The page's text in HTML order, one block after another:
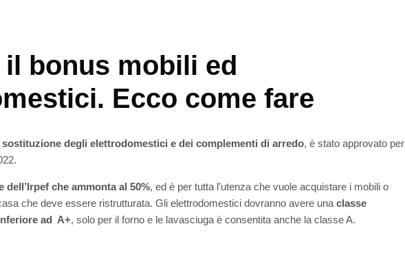
il bonus mobili ed
Ecco come fare
sostituzione degli elettrodomestici e dei complementi di arredo, è stato approvato per
dell’Irpef che ammonta al 50%, ed è per tutta l’utenza che vuole acquistare i mobili o
che deve essere ristrutturata. Gli elettrodomestici dovranno avere una classe
ad A+, solo per il forno e le lavasciuga è consentita anche la classe A.